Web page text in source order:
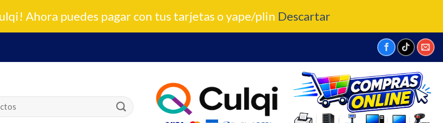
Ahora puedes pagar con tus tarjetas o yape/plin Descartar